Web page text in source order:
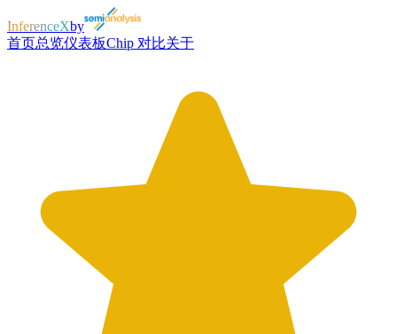
InferenceXby
首页总览仪表板Chip 对比关于